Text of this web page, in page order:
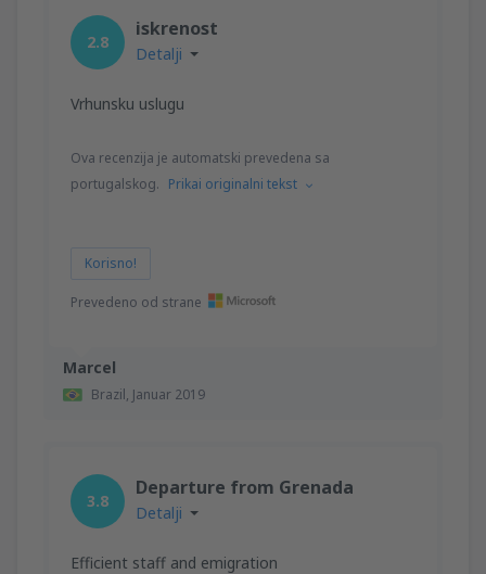
Marcel
Brazil, Januar 2019
2.8
iskrenost
Detalji
Vrhunsku uslugu
Ova recenzija je automatski prevedena sa
portugalskog. Prikai originalni tekst
Korisno!
Prevedeno od strane
3.8
Departure from Grenada
Detalji
Efficient staff and emigration